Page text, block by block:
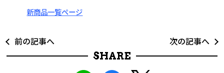
新商品一覧ページ
前の記事へ
次の記事へ
SHARE